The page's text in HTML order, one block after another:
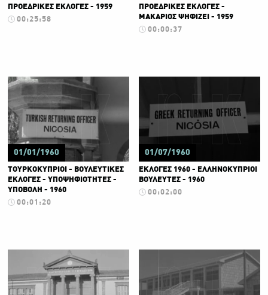
ΠΡΟΕΔΡΙΚΕΣ ΕΚΛΟΓΕΣ - 1959
00:25:58
ΠΡΟΕΔΡΙΚΕΣ ΕΚΛΟΓΕΣ -
ΜΑΚΑΡΙΟΣ ΨΗΦΙΖΕΙ - 1959
00:00:37
01/01/1960
ΤΟΥΡΚΟΚΥΠΡΙΟΙ - ΒΟΥΛΕΥΤΙΚΕΣ
ΕΚΛΟΓΕΣ - ΥΠΟΨΗΦΙΟΤΗΤΕΣ -
ΥΠΟΒΟΛΗ - 1960
00:01:20
01/07/1960
ΕΚΛΟΓΕΣ 1960 - ΕΛΛΗΝΟΚΥΠΡΙΟΙ
ΒΟΥΛΕΥΤΕΣ - 1960
00:02:00